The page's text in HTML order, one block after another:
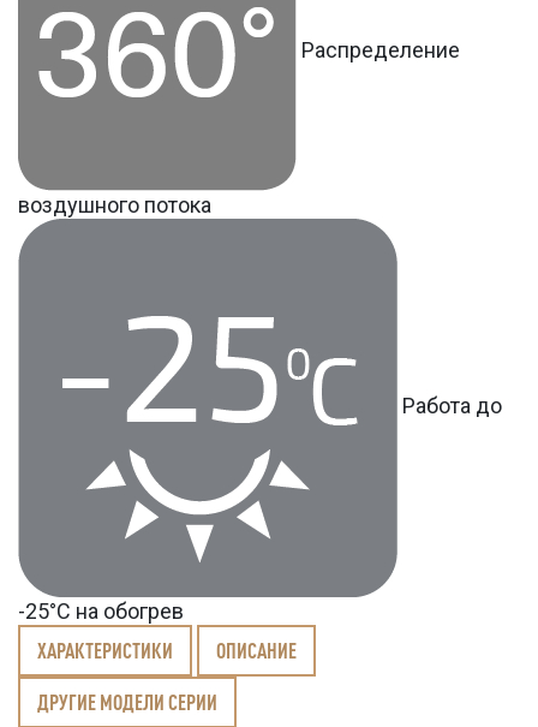
Распределение
воздушного потока
Работа до
-25°С на обогрев
ХАРАКТЕРИСТИКИ ОПИСАНИЕ
ДРУГИЕ МОДЕЛИ СЕРИИ